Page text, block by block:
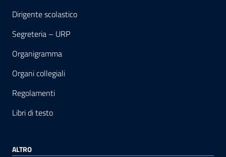
Dirigente scolastico
Segreteria – URP
Organigramma
Organi collegiali
Regolamenti
Libri di testo
ALTRO